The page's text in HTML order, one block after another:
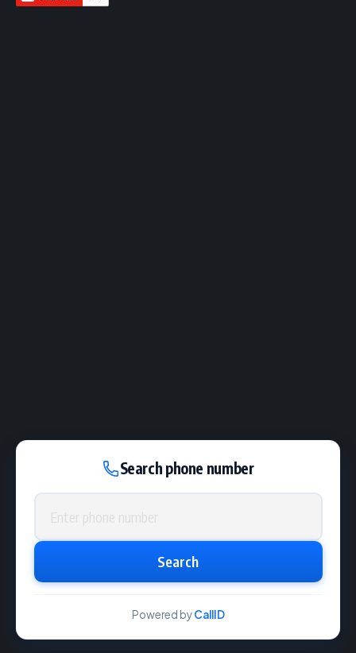
Search phone number
Phone number
Search
Powered byCallID